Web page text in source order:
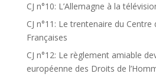
CJ n°10: L’Allemagne à la
CJ n°11: Le trentenaire du Centre
Françaises
CJ n°12: Le règlement amiable
européenne des Droits de